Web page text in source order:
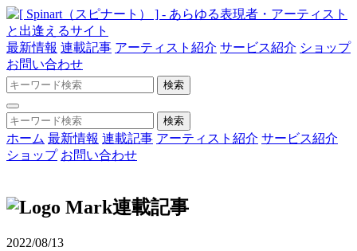
最新情報 連載記事 アーティスト紹介 サービス紹介 ショップ
お問い合わせ
ホーム 最新情報 連載記事 アーティスト紹介 サービス紹介
ショップ お問い合わせ
連載記事
2022/08/13